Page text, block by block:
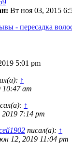
Вт ноя 03, 2015
- пересадка
5:01 pm
↑
am
↑
7:14 pm
писал(а): ↑
12, 2019 11:04 pm